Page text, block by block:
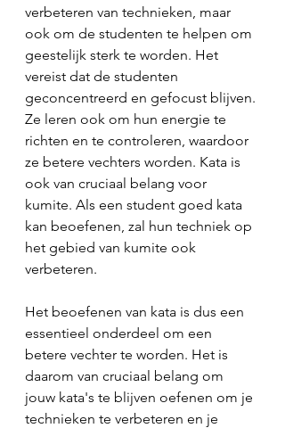
verbeteren van technieken, maar
ook om de studenten te helpen om
geestelijk sterk te worden. Het
vereist dat de studenten
geconcentreerd en gefocust blijven.
Ze leren ook om hun energie te
richten en te controleren, waardoor
ze betere vechters worden. Kata is
ook van cruciaal belang voor
kumite. Als een student goed kata
kan beoefenen, zal hun techniek op
het gebied van kumite ook
verbeteren.
Het beoefenen van kata is dus een
essentieel onderdeel om een
betere vechter te worden. Het is
daarom van cruciaal belang om
jouw kata's te blijven oefenen om je
technieken te verbeteren en je